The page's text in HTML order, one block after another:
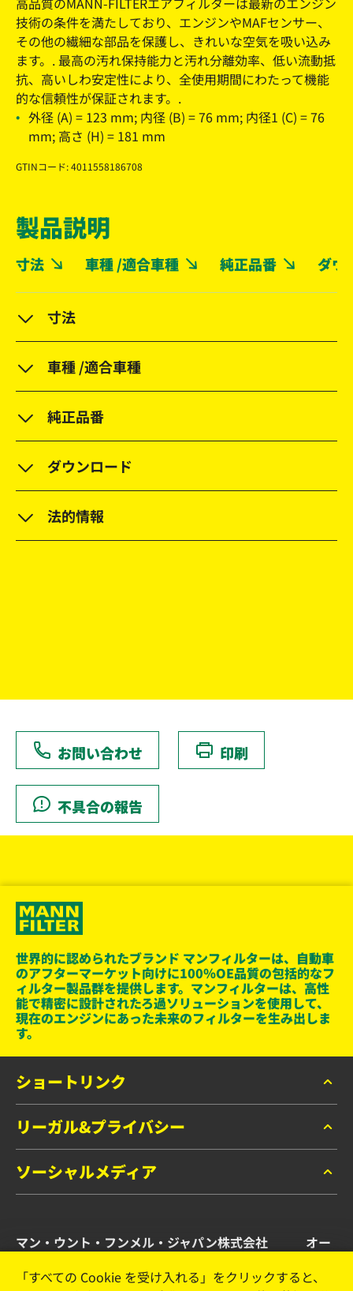
技術の条件を満たしており、エンジンやMAFセンサー、
その他の繊細な部品を保護し、きれいな空気を吸い込み
ます。. 最高の汚れ保持能力と汚れ分離効率、低い流動抵
抗、高いしわ安定性により、全使用期間にわたって機能
的な信頼性が保証されます。.
外径 (A) = 123 mm; 内径 (B) = 76 mm; 内径1 (C) = 76
mm; 高さ (H) = 181 mm
GTINコード: 4011558186708
製品説明
寸法 車種 /適合車種 純正品番 ダウ
寸法
車種 /適合車種
純正品番
ダウンロード
法的情報
お問い合わせ 印刷
不具合の報告
世界的に認められたブランド マンフィルターは、自動車
のアフターマーケット向けに100％OE品質の包括的なフ
ィルター製品群を提供します。マンフィルターは、高性
能で精密に設計されたろ過ソリューションを使用して、
現在のエンジンにあった未来のフィルターを生み出しま
す。
ショートリンク
マンフィルター カタログ
お問い合わせ
リーガル&プライバシー
データプライバシー
リーガルノーティス
ソーシャルメディア
Instagram
YouTube
マン・ウント・フンメル・ジャパン株式会社 オー
「すべての Cookie を受け入れる」をクリックすると、